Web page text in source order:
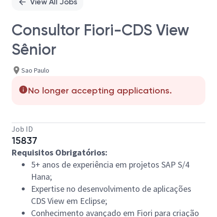
Consultor Fiori-CDS View
Sênior
Sao Paulo
No longer accepting applications.
Job ID
15837
Requisitos Obrigatórios:
5+ anos de experiência em projetos SAP S/4
Hana;
Expertise no desenvolvimento de aplicações
CDS View em Eclipse;
Conhecimento avançado em Fiori para criação